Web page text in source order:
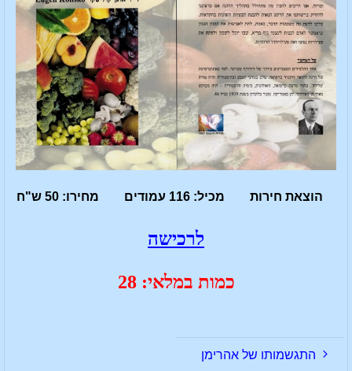
הוצאת חירות מכיל: 116 עמודים מחירו: 50 ש"ח
לרכישה
כמות במלאי: 28
התגשמותו של אהרימן